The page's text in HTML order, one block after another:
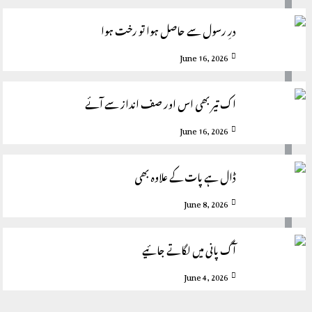
درِ رسول سے حاصل ہوا تو رخت ہوا
June 16, 2026
اک تیر بھی اس اور صف انداز سے آئے
June 16, 2026
ڈال ہے پات کے علاوہ بھی
June 8, 2026
آگ پانی میں لگاتے جائیے
June 4, 2026